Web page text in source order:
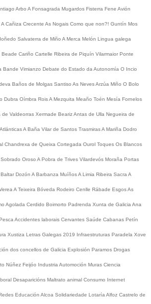
Arbo A Fonsagrada Mugardos Fisterra Fene Avión
A Cañiza Crecente As Nogais Como que non?! Guntín Mos
Salvaterra de Miño A Merca Melón Lingua galega
Beade Cariño Cartelle Ribeira de Piquín Vilarmaior Ponte
Bande Vimianzo Debate do Estado da Autonomía O Incio
Baños de Molgas Santiso As NevesArzúa Miño O Bolo
Dubra Oímbra RoisA Mezquita Meaño Toén Mesía Fornelos
de Valdeorras Xermade BearizAntas de Ulla Negueira de
A Baña Vilar de Santos TrasmirasA Mariña Dodro
Chandrexa de Queixa Cortegada Ourol Toques Os Blancos
Sobrado Oroso A Pobra de Trives Vilardevós Moraña Portas
Baltar Dozón A Barbanza MuíñosA Limia Ribeira Sacra A
A Teixeira Bóveda Rodeiro Cenlle Rábade EsgosAs
Agolada Cerdido Boimorto Padrenda Xunta de Galicia Ana
Accidentes laborais Cervantes Saúde Cabanas Petín
Xustiza Letras Galegas 2019 Infraestruturas Paradela Xove
dos concellos de Galicia Explosión Paramos Drogas
Núñez Feijóo Industria Automoción Muras Ciencia
Desaparicións Maltrato animal Consumo Internet
Educación Alcoa Solidariedade Lotaría Alfoz Castrelo de